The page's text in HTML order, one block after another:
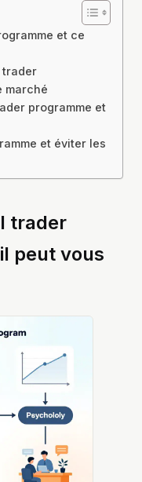
et ce
trader
marché
programme et
et éviter les
trader
peut vous